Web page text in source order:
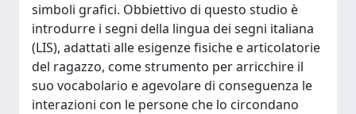
simboli grafici. Obbiettivo di questo studio è
introdurre i segni della lingua dei segni italiana
(LIS), adattati alle esigenze fisiche e articolatorie
del ragazzo, come strumento per arricchire il
suo vocabolario e agevolare di conseguenza le
interazioni con le persone che lo circondano